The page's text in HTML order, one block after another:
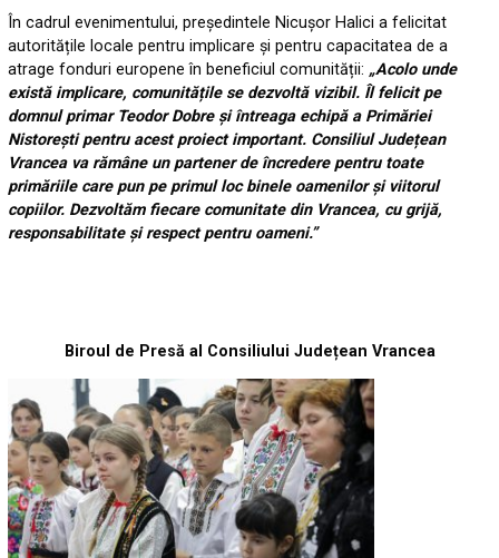
În cadrul evenimentului, președintele Nicușor Halici a felicitat
autoritățile locale pentru implicare și pentru capacitatea de a
atrage fonduri europene în beneficiul comunității: „Acolo unde
există implicare, comunitățile se dezvoltă vizibil. Îl felicit pe
domnul primar Teodor Dobre și întreaga echipă a Primăriei
Nistorești pentru acest proiect important. Consiliul Județean
Vrancea va rămâne un partener de încredere pentru toate
primăriile care pun pe primul loc binele oamenilor și viitorul
copiilor. Dezvoltăm fiecare comunitate din Vrancea, cu grijă,
responsabilitate și respect pentru oameni.”
Biroul de Presă al Consiliului Județean Vrancea